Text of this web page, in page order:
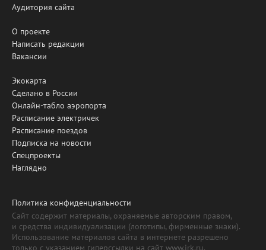
Аудитория сайта
О проекте
Написать редакции
Вакансии
Экокарта
Сделано в России
Онлайн-табло аэропорта
Расписание электричек
Расписание поездов
Подписка на новости
Спецпроекты
Наглядно
Политика конфиденциальности
Сайт содержит материалы, охраняемые авторским правом,
и средства индивидуализации (логотипы, фирменные знаки).
Использование материалов сайта в интернете разрешено
только с указанием гиперссылки на сайт www.irk.ru.